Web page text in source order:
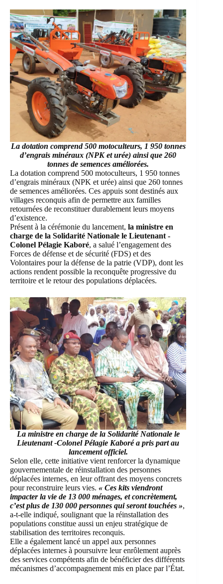
La dotation comprend 500 motoculteurs, 1 950 tonnes
d’engrais minéraux (NPK et urée) ainsi que 260
tonnes de semences améliorées.
La dotation comprend 500 motoculteurs, 1 950 tonnes
d’engrais minéraux (NPK et urée) ainsi que 260 tonnes
de semences améliorées. Ces appuis sont destinés aux
villages reconquis afin de permettre aux familles
retournées de reconstituer durablement leurs moyens
d’existence.
Présent à la cérémonie du lancement, la ministre en
charge de la Solidarité Nationale le Lieutenant -
Colonel Pélagie Kaboré, a salué l’engagement des
Forces de défense et de sécurité (FDS) et des
Volontaires pour la défense de la patrie (VDP), dont les
actions rendent possible la reconquête progressive du
territoire et le retour des populations déplacées.
La ministre en charge de la Solidarité Nationale le
Lieutenant -Colonel Pélagie Kaboré a pris part au
lancement officiel.
Selon elle, cette initiative vient renforcer la dynamique
gouvernementale de réinstallation des personnes
déplacées internes, en leur offrant des moyens concrets
pour reconstruire leurs vies. « Ces kits viendront
impacter la vie de 13 000 ménages, et concrètement,
c’est plus de 130 000 personnes qui seront touchées »,
a-t-elle indiqué, soulignant que la réinstallation des
populations constitue aussi un enjeu stratégique de
stabilisation des territoires reconquis.
Elle a également lancé un appel aux personnes
déplacées internes à poursuivre leur enrôlement auprès
des services compétents afin de bénéficier des différents
mécanismes d’accompagnement mis en place par l’État.